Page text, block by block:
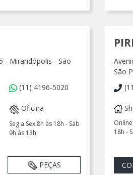
- Mirandópolis - São
(11) 4196-5020
Oficina
Seg a Sex 8h às 18h - Sab
9h às 13h
PEÇAS
São
18h -